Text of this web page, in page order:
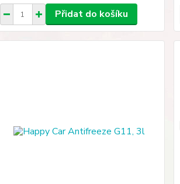
Přidat do košíku